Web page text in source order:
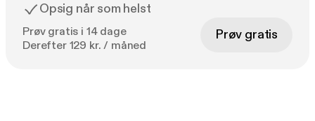
Opsig når som helst
Prøv gratis i 14 dage
Derefter 129 kr. / måned
Prøv gratis